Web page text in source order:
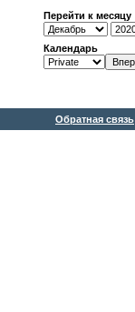
Перейти к месяцу
Календарь
Обратная связь